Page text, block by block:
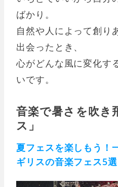
ばかり。
自然や人によって創り
出会ったとき、
心がどんな風に変化す
いです。
音楽で暑さを吹き
ス」
夏フェスを楽しもう！
ギリスの音楽フェス5選